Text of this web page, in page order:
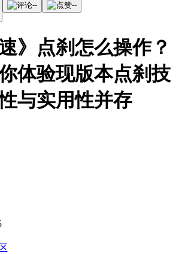
-- --
》点刹怎么操作？
体验现版本点刹技
与实用性并存